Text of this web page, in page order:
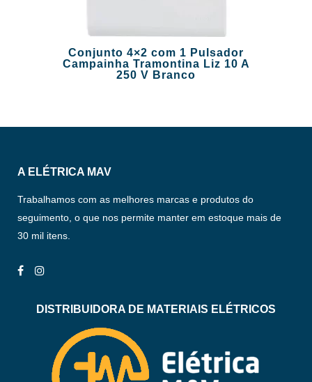
Conjunto 4×2 com 1 Pulsador
Campainha Tramontina Liz 10 A
250 V Branco
A ELÉTRICA MAV
Trabalhamos com as melhores marcas e produtos do
seguimento, o que nos permite manter em estoque mais de
30 mil itens.
DISTRIBUIDORA DE MATERIAIS ELÉTRICOS